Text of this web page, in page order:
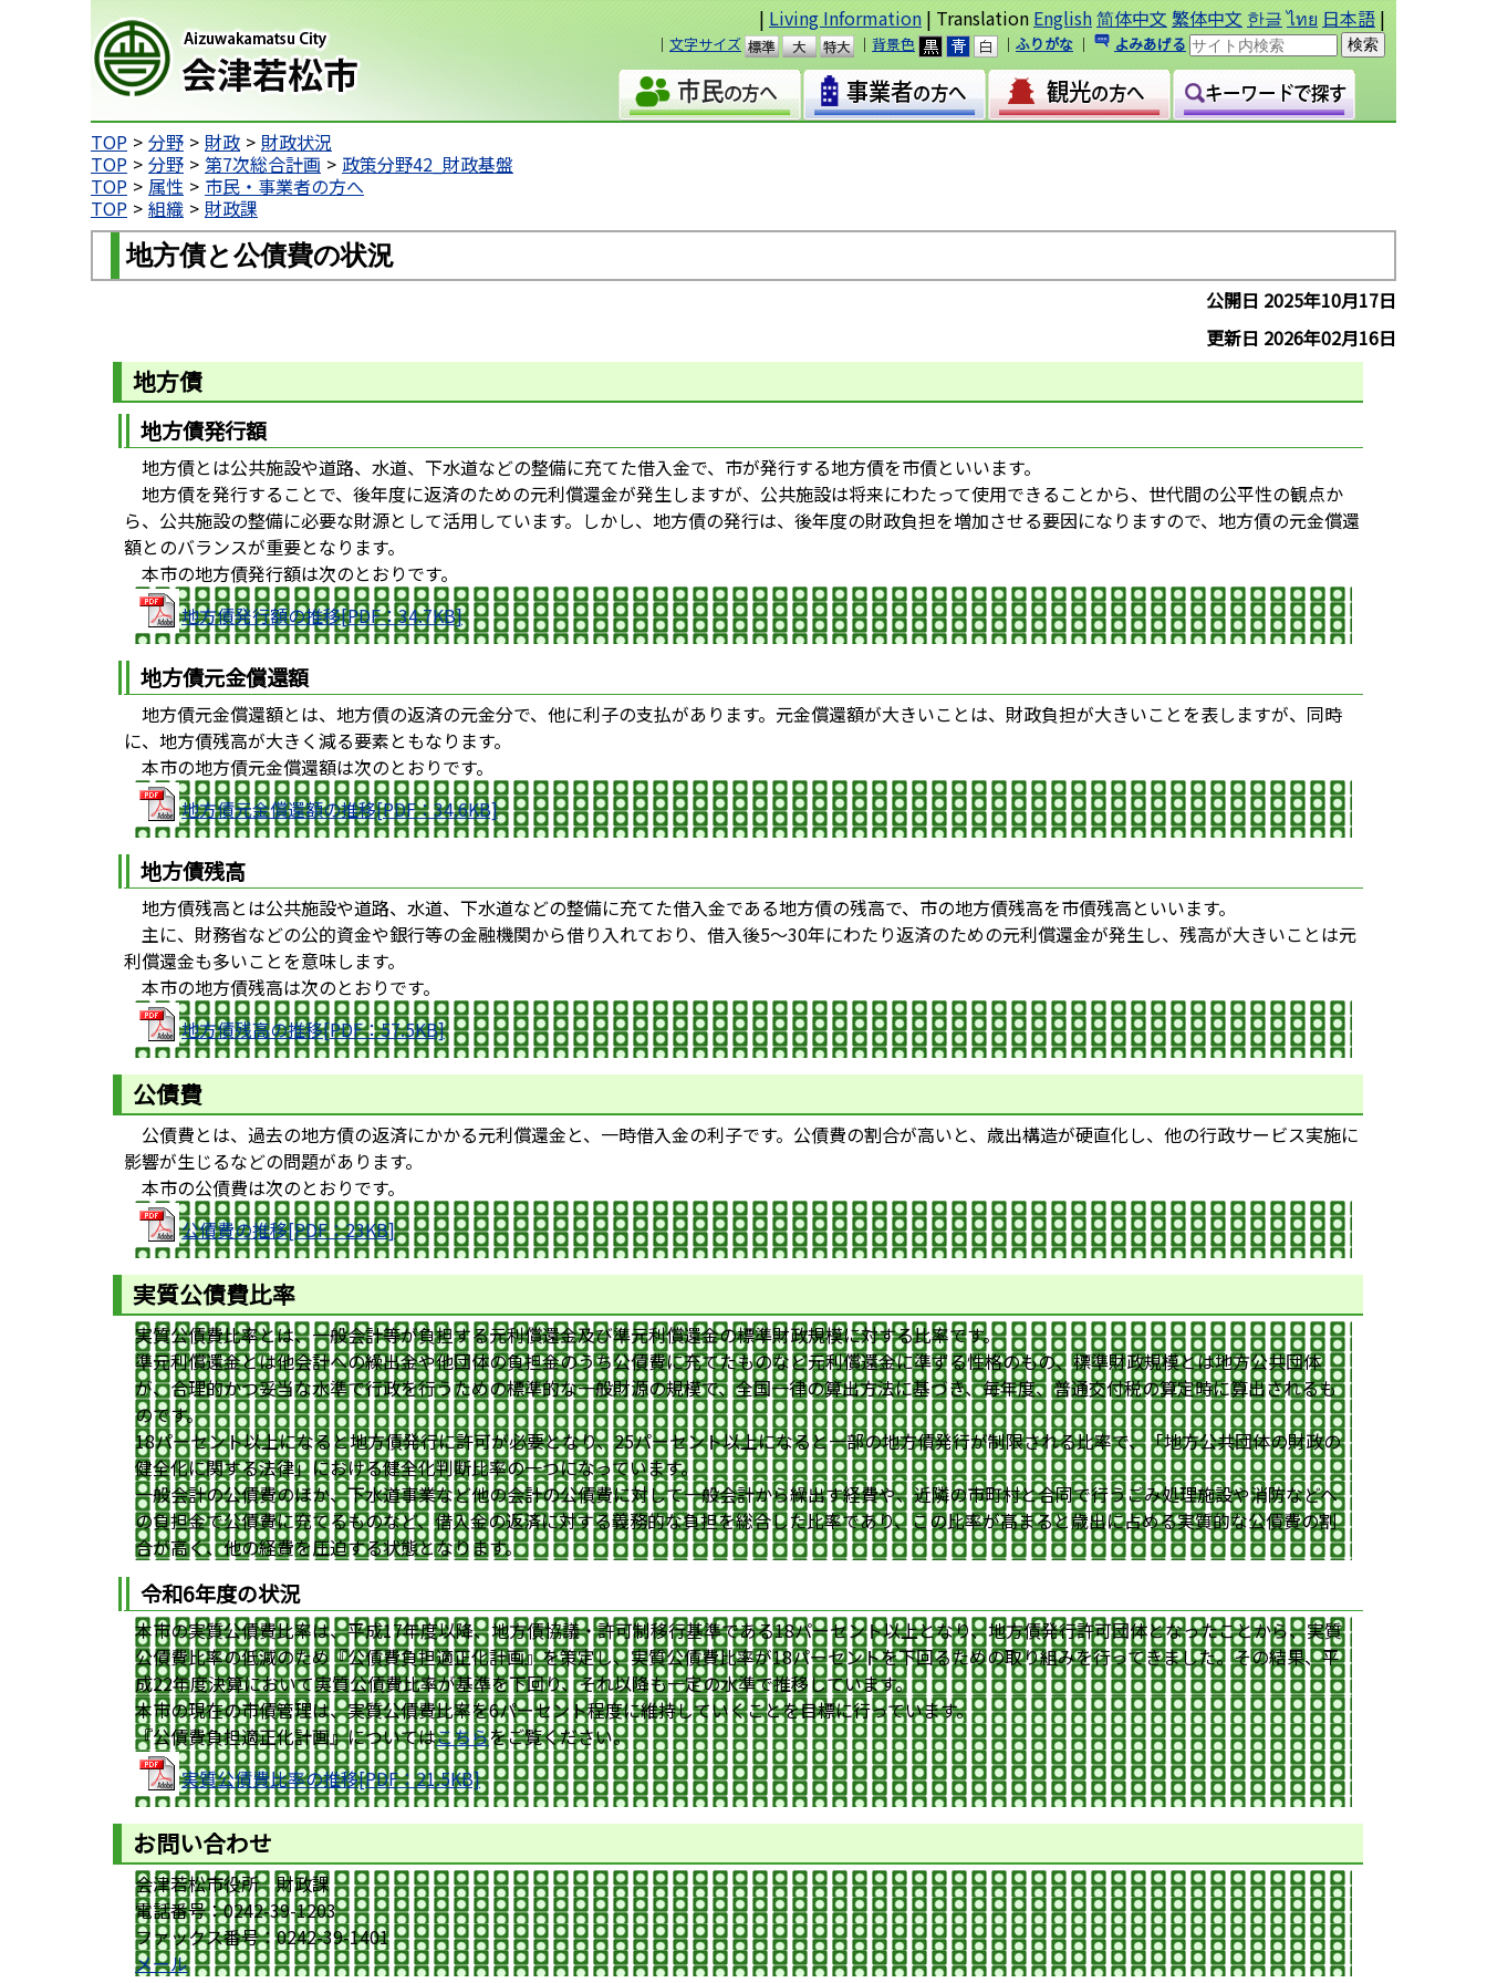
| Living Information | Translation English简体中文 繁体中文 한글 ไทย 日本語 |
｜ 文字サイズ
準
大
｜ 背景色 ｜ ふりがな ｜ よみあげる
会津若松市
TOP
分野 財政
財政状況
TOP
分野 第7次総合計画
政策分野42_財政基盤
TOP
属性
市民・事業者の方へ
TOP
組織 財政課
地方債と公債費の状況
公開日 2025年10月17日
更新日 2026年02月16日
地方債
地方債発行額
地方債とは公共施設や道路、水道、下水道などの整備に充てた借入金で、市が発行する地方債を市債といいます。
地方債を発行することで、後年度に返済のための元利償還金が発生しますが、公共施設は将来にわたって使用できることから、世代間の公平性の観点か
ら、公共施設の整備に必要な財源として活用しています。しかし、地方債の発行は、後年度の財政負担を増加させる要因になりますので、地方債の元金償還
額とのバランスが重要となります。
本市の地方債発行額は次のとおりです。
地方債発行額の推移[PDF：34.7KB]
地方債元金償還額
地方債元金償還額とは、地方債の返済の元金分で、他に利子の支払があります。元金償還額が大きいことは、財政負担が大きいことを表しますが、同時
に、地方債残高が大きく減る要素ともなります。
本市の地方債元金償還額は次のとおりです。
地方債元金償還額の推移[PDF：34.6KB]
地方債残高
地方債残高とは公共施設や道路、水道、下水道などの整備に充てた借入金である地方債の残高で、市の地方債残高を市債残高といいます。
主に、財務省などの公的資金や銀行等の金融機関から借り入れており、借入後5～30年にわたり返済のための元利償還金が発生し、残高が大きいことは元
利償還金も多いことを意味します。
本市の地方債残高は次のとおりです。
地方債残高の推移[PDF：57.5KB]
公債費
公債費とは、過去の地方債の返済にかかる元利償還金と、一時借入金の利子です。公債費の割合が高いと、歳出構造が硬直化し、他の行政サービス実施に
影響が生じるなどの問題があります。
本市の公債費は次のとおりです。
公債費の推移[PDF：23KB]
実質公債費比率
実質公債費比率とは、一般会計等が負担する元利償還金及び準元利償還金の標準財政規模に対する比率です。
準元利償還金とは他会計への繰出金や他団体の負担金のうち公債費に充てたものなど元利償還金に準ずる性格のもの、標準財政規模とは地方公共団体
が、合理的かつ妥当な水準で行政を行うための標準的な一般財源の規模で、全国一律の算出方法に基づき、毎年度、普通交付税の算定時に算出されるも
のです。
18パーセント以上になると地方債発行に許可が必要となり、25パーセント以上になると一部の地方債発行が制限される比率で、「地方公共団体の財政の
健全化に関する法律」における健全化判断比率の一つになっています。
一般会計の公債費のほか、下水道事業など他の会計の公債費に対して一般会計から繰出す経費や、近隣の市町村と合同で行うごみ処理施設や消防などへ
の負担金で公債費に充てるものなど、借入金の返済に対する義務的な負担を総合した比率であり、この比率が高まると歳出に占める実質的な公債費の割
合が高く、他の経費を圧迫する状態となります。
令和6年度の状況
本市の実質公債費比率は、平成17年度以降、地方債協議・許可制移行基準である18パーセント以上となり、地方債発行許可団体となったことから、実質
公債費比率の低減のため『公債費負担適正化計画』を策定し、実質公債費比率が18パーセントを下回るための取り組みを行ってきました。その結果、平
成22年度決算において実質公債費比率が基準を下回り、それ以降も一定の水準で推移しています。
本市の現在の市債管理は、実質公債費比率を6パーセント程度に維持していくことを目標に行っています。
『公債費負担適正化計画』についてはこちらをご覧ください。
実質公債費比率の推移[PDF：21.5KB]
お問い合わせ
会津若松市役所 財政課
電話番号：0242-39-1203
ファックス番号：0242-39-1401
メール